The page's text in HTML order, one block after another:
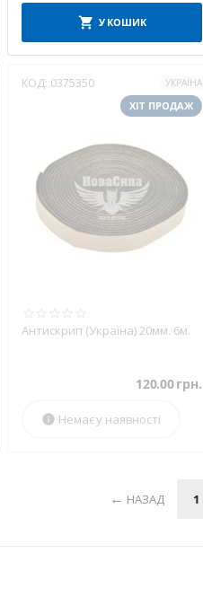
У КОШИК
КОД: 0375350
УКРАЇНА
ХІТ ПРОДАЖ
Антискрип (Україна) 20мм. 6м.
120.00грн.
Немає у наявності

НАЗАД 1